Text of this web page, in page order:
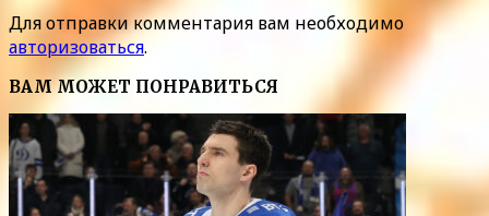
Для отправки комментария вам необходимо
авторизоваться.
ВАМ МОЖЕТ ПОНРАВИТЬСЯ